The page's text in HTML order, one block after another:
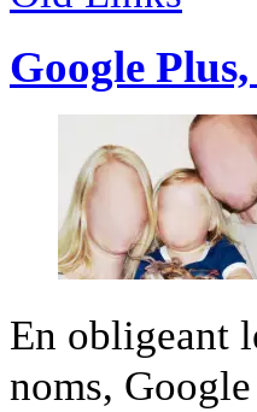
Google
En obligeant
noms,